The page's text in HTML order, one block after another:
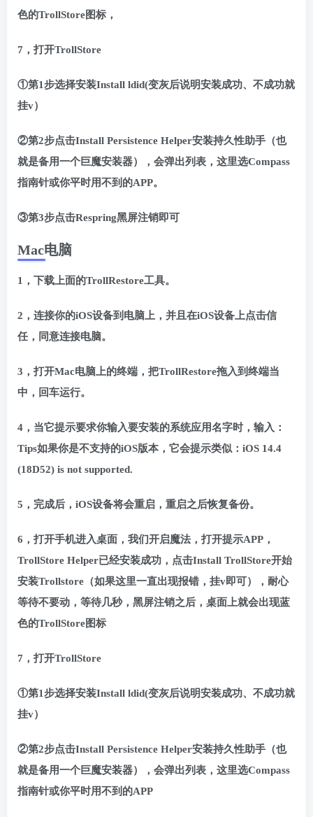
色的TrollStore图标，
7，打开TrollStore
①第1步选择安装Install ldid(变灰后说明安装成功、不成功就
挂v）
②第2步点击Install Persistence Helper安装持久性助手（也
就是备用一个巨魔安装器），会弹出列表，这里选Compass
指南针或你平时用不到的APP。
③第3步点击Respring黑屏注销即可
Mac电脑
1，下载上面的TrollRestore工具。
2，连接你的iOS设备到电脑上，并且在iOS设备上点击信
任，同意连接电脑。
3，打开Mac电脑上的终端，把TrollRestore拖入到终端当
中，回车运行。
4，当它提示要求你输入要安装的系统应用名字时，输入：
Tips如果你是不支持的iOS版本，它会提示类似：iOS 14.4
(18D52) is not supported.
5，完成后，iOS设备将会重启，重启之后恢复备份。
6，打开手机进入桌面，我们开启魔法，打开提示APP，
TrollStore Helper已经安装成功，点击Install TrollStore开始
安装Trollstore（如果这里一直出现报错，挂v即可），耐心
等待不要动，等待几秒，黑屏注销之后，桌面上就会出现蓝
色的TrollStore图标
7，打开TrollStore
①第1步选择安装Install ldid(变灰后说明安装成功、不成功就
挂v）
②第2步点击Install Persistence Helper安装持久性助手（也
就是备用一个巨魔安装器），会弹出列表，这里选Compass
指南针或你平时用不到的APP